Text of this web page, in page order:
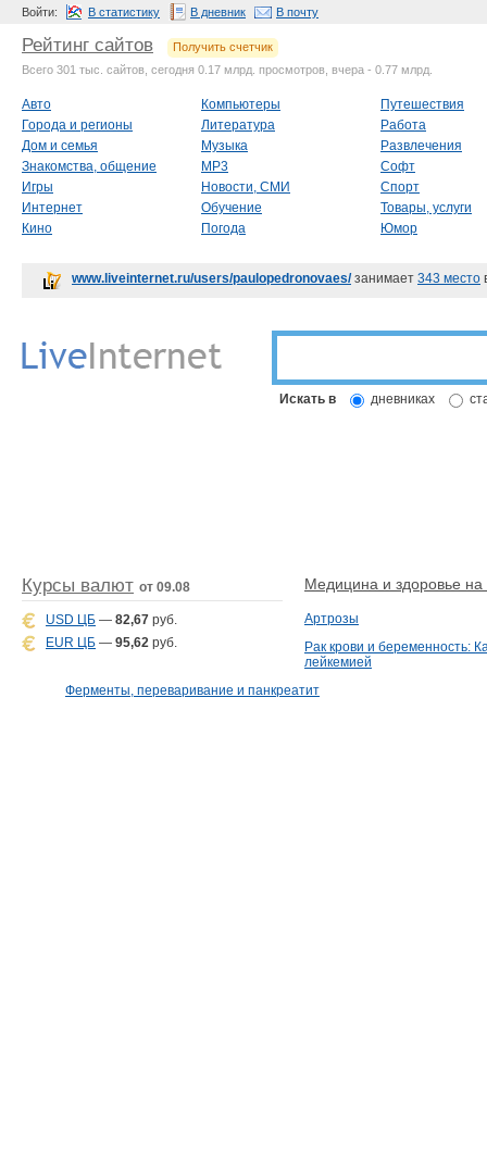
Войти: В статистику В дневник В почту
Рейтинг сайтов
Получить счетчик
Всего 301 тыс. сайтов, сегодня 0.17 млрд. просмотров, вчера - 0.77 млрд.
Авто
Города и регионы
Дом и семья
Знакомства, общение
Игры
Интернет
Кино
Компьютеры
Литература
Музыка
MP3
Новости, СМИ
Обучение
Погода
Путешествия
Работа
Развлечения
Софт
Спорт
Товары, услуги
Юмор
www.liveinternet.ru/users/paulopedronovaes/занимает 343 место
Искать в дневниках
Курсы валют от 09.08
USD ЦБ — 82,67 руб.
EUR ЦБ — 95,62 руб.
Медицина и здоровье на
Артрозы
Рак крови и беременность:
лейкемией
Ферменты, переваривание и панкреатит